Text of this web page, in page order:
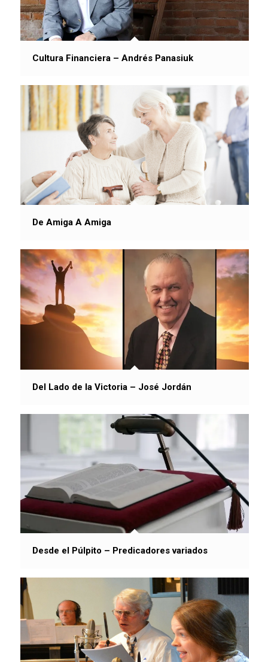
Cultura Financiera – Andrés Panasiuk
De Amiga A Amiga
Del Lado de la Victoria – José Jordán
Desde el Púlpito – Predicadores variados